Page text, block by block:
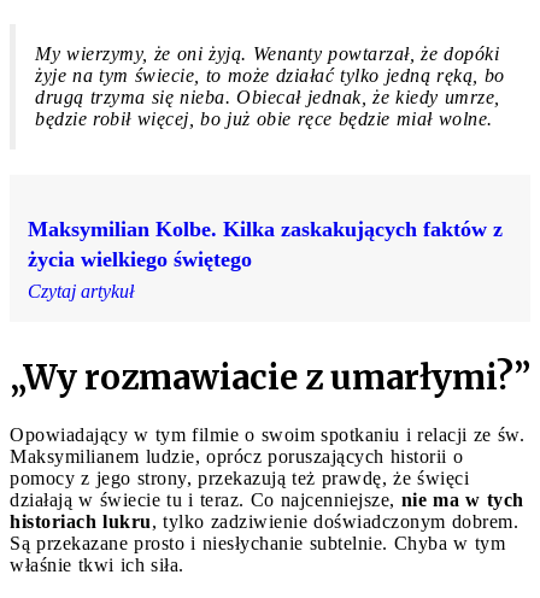
My wierzymy, że oni żyją. Wenanty powtarzał, że dopóki
żyje na tym świecie, to może działać tylko jedną ręką, bo
drugą trzyma się nieba. Obiecał jednak, że kiedy umrze,
będzie robił więcej, bo już obie ręce będzie miał wolne.
Maksymilian Kolbe. Kilka zaskakujących faktów z
życia wielkiego świętego
Czytaj artykuł
„Wy rozmawiacie z umarłymi?”
Opowiadający w tym filmie o swoim spotkaniu i relacji ze św.
Maksymilianem ludzie, oprócz poruszających historii o
pomocy z jego strony, przekazują też prawdę, że święci
działają w świecie tu i teraz. Co najcenniejsze, nie ma w tych
historiach lukru, tylko zadziwienie doświadczonym dobrem.
Są przekazane prosto i niesłychanie subtelnie. Chyba w tym
właśnie tkwi ich siła.